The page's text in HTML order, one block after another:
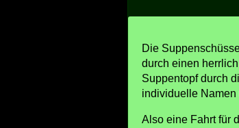
Die
durch einen
Suppentopf durch
individuelle Namen
Also eine Fahrt für